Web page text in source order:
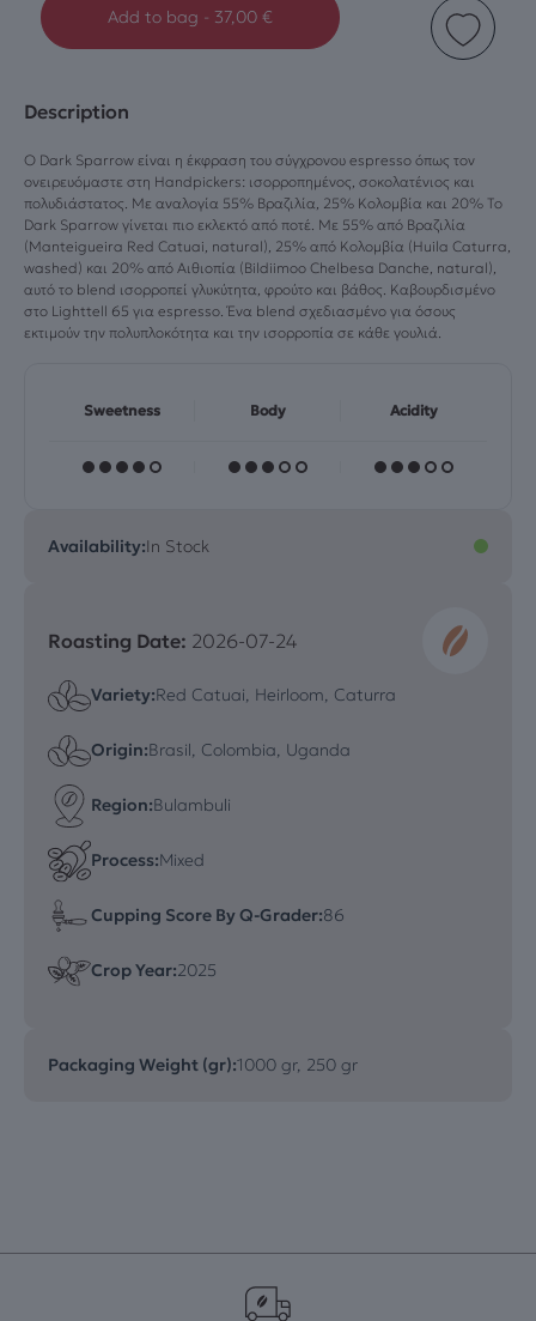
Description
Ο Dark Sparrow είναι η έκφραση του σύγχρονου espresso όπως τον
ονειρευόμαστε στη Handpickers: ισορροπημένος, σοκολατένιος και
πολυδιάστατος. Με αναλογία 55% Βραζιλία, 25% Κολομβία και 20% Το
Dark Sparrow γίνεται πιο εκλεκτό από ποτέ. Με 55% από Βραζιλία
(Manteigueira Red Catuai, natural), 25% από Κολομβία (Huila Caturra,
washed) και 20% από Αιθιοπία (Bildiimoo Chelbesa Danche, natural),
αυτό το blend ισορροπεί γλυκύτητα, φρούτο και βάθος. Καβουρδισμένο
στο Lighttell 65 για espresso. Ένα blend σχεδιασμένο για όσους
εκτιμούν την πολυπλοκότητα και την ισορροπία σε κάθε γουλιά.
Sweetness Body Acidity
Add to bag - 37,00 €
Availability:In Stock
Roasting Date: 2026-07-24
Variety:Red Catuai, Heirloom, Caturra
Origin:Brasil, Colombia, Uganda
Region:Bulambuli
Process:Mixed
Cupping Score By Q-Grader:86
Crop Year:2025
Packaging Weight (gr):1000 gr, 250 gr